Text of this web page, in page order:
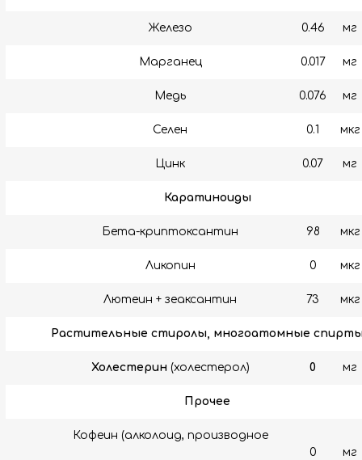
Железо 0.46 мг
Марганец 0.017 мг
Медь 0.076 мг
Селен 0.1 мкг
Цинк 0.07 мг
Каратиноиды
Бета-криптоксантин 98 мкг
Ликопин 0 мкг
Лютеин + зеаксантин 73 мкг
Растительные стиролы, многоатомные
Холестерин(холестерол) 0 мг
Прочее
Кофеин (алколоид, производное
0 мг